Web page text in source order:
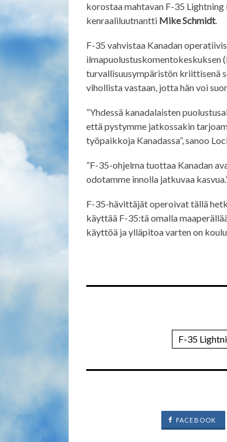
korostaa mahtavan F-35 Lightning
kenraaliluutnantti Mike Schmidt.
F-35 vahvistaa Kanadan
ilmapuolustuskomentokeskuksen
turvallisuusympäristön kriittisenä
vihollista vastaan, jotta hän voi
”Yhdessä kanadalaisten
että pystymme jatkossakin
työpaikkoja Kanadassa”, sanoo
”F-35-ohjelma tuottaa Kanadan
odotamme innolla jatkuvaa
F-35-hävittäjät operoivat tällä
käyttää F-35:tä omalla
käyttöä ja ylläpitoa varten on
F-35
FACEBOOK